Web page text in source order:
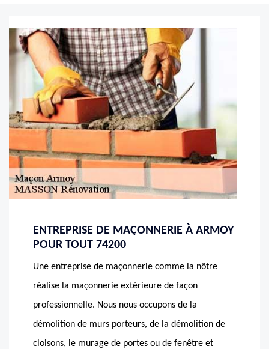
ENTREPRISE DE MAÇONNERIE À ARMOY
POUR TOUT 74200
Une entreprise de maçonnerie comme la nôtre
réalise la maçonnerie extérieure de façon
professionnelle. Nous nous occupons de la
démolition de murs porteurs, de la démolition de
cloisons, le murage de portes ou de fenêtre et